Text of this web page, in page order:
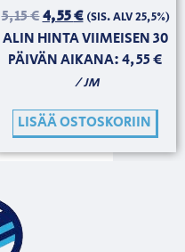
5,15€4,55€ (SIS. ALV 25,5%)
ALIN HINTA VIIMEISEN 30
PÄIVÄN AIKANA:4,55€
/ JM
LISÄÄ OSTOSKORIIN